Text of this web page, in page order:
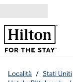
Vai al contenuto
Località / Stati Uniti